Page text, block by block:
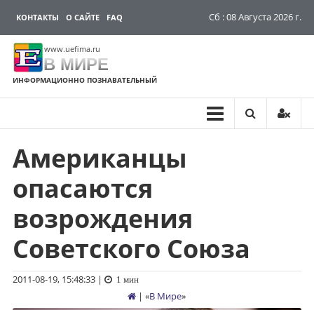
КОНТАКТЫ О САЙТЕ FAQ Сб : 08 Августа 2026 г.
www.uefima.ru
В МИРЕ
ИНФОРМАЦИОННО ПОЗНАВАТЕЛЬНЫЙ
Перейти
содержимому
Американцы
опасаются
возрождения
Советского Союза
2011-08-19, 15:48:33| 1 мин
| «В Мире»